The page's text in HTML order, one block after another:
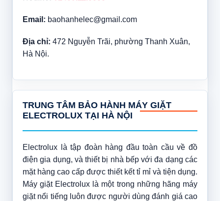
Email: baohanhelec@gmail.com
Địa chỉ: 472 Nguyễn Trãi, phường Thanh Xuân,
Hà Nội.
TRUNG TÂM BẢO HÀNH MÁY GIẶT
ELECTROLUX TẠI HÀ NỘI
Electrolux là tập đoàn hàng đầu toàn cầu về đồ
điện gia dụng, và thiết bị nhà bếp với đa dạng các
mặt hàng cao cấp được thiết kết tỉ mỉ và tiện dụng.
Máy giặt Electrolux là một trong những hãng máy
giặt nổi tiếng luôn được người dùng đánh giá cao